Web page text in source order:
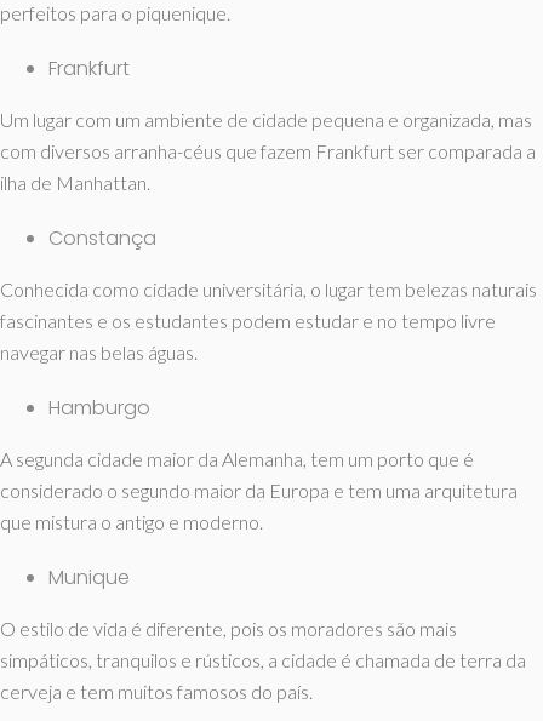
perfeitos para o piquenique.
Frankfurt
Um lugar com um ambiente de cidade pequena e organizada, mas
com diversos arranha-céus que fazem Frankfurt ser comparada a
ilha de Manhattan.
Constança
Conhecida como cidade universitária, o lugar tem belezas naturais
fascinantes e os estudantes podem estudar e no tempo livre
navegar nas belas águas.
Hamburgo
A segunda cidade maior da Alemanha, tem um porto que é
considerado o segundo maior da Europa e tem uma arquitetura
que mistura o antigo e moderno.
Munique
O estilo de vida é diferente, pois os moradores são mais
simpáticos, tranquilos e rústicos, a cidade é chamada de terra da
cerveja e tem muitos famosos do país.